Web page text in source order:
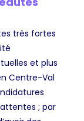
très fortes
et plus
Centre-Val
; par